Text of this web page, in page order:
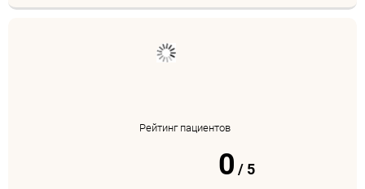
Рейтинг пациентов
0 /5